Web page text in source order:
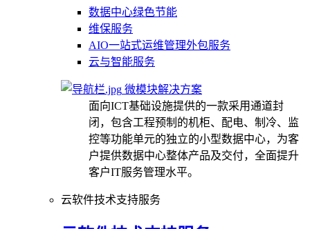
数据中心绿色节能
维保服务
AIO一站式运维管理外包服务
云与智能服务
微模块解决方案
面向ICT基础设施提供的一款采用通道封
闭，包含工程预制的机柜、配电、制冷、监
控等功能单元的独立的小型数据中心，为客
户提供数据中心整体产品及交付，全面提升
客户IT服务管理水平。
云软件技术支持服务